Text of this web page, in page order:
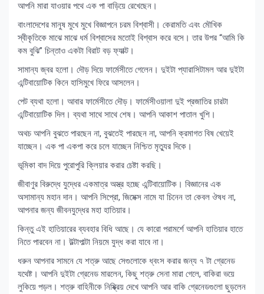
আপনি মারা যাওয়ার পথে এক পা বাড়িয়ে রেখেছেন।
বাংলাদেশের মানুষ মুখে মুখে বিজ্ঞাপনে চরম বিশ্বাসী। কেরামতি এবং মৌখিক
স্বীকৃতিকে মাঝে মাঝে ধর্ম বিশ্বাসের মতোই বিশ্বাস করে বসে। তার উপর “আমি কি
কম বুঝি” চিন্তাও একটা বিরাট বড় ফ্যাক্ট।
সামান্য জ্বর হলো। দৌড় দিয়ে ফার্মেসীতে গেলেন। দুইটা প্যারাসিটামল আর দুইটা
এন্টিবায়োটিক কিনে হাসিমুখে ফিরে আসলেন।
পেট ব্যথা হলো। আবার ফার্মেসীতে দৌড়। ফার্মেসীওয়ালা দুই প্রজাতির চারটা
এন্টিবায়োটিক দিল। ব্যথা সাথে সাথে শেষ। আপনি আকাশ পাতাল খুশি।
অথচ আপনি বুঝতে পারছেন না, বুঝতেই পারছেন না, আপনি ক্রমাগত বিষ খেয়েই
যাচ্ছেন। এক পা একপা করে চলে যাচ্ছেন নিশ্চিত মৃত্যুর দিকে।
ভূমিকা বাদ দিয়ে পুরোপুরি ক্লিয়ার করার চেষ্টা করছি।
জীবাণুর বিরুদ্ধে যুদ্ধের একমাত্র অস্ত্র হচ্ছে এন্টিবায়োটিক। বিজ্ঞানের এক
অসামান্য মহান দান। আপনি সিপ্রো, জিমেক্স নামে যা চিনেন তা কেবল ঔষধ না,
আপনার জন্য জীবনযুদ্ধের মহা হাতিয়ার।
কিন্তু এই হাতিয়ারের ব্যবহার বিধি আছে। যে কারো পরামর্শে আপনি হাতিয়ার হাতে
নিতে পারবেন না। উল্টাপাল্টা নিয়মে যুদ্ধ করা যাবে না।
ধরুন আপনার সামনে যে শত্রু আছে সেগুলোকে ধ্বংস করার জন্য ৭ টা গ্রেনেড
যথেষ্ট। আপনি দুইটা গ্রেনেড মারলেন, কিছু শত্রু সেনা মারা গেলে, বাকিরা ভয়ে
লুকিয়ে পড়ল। শত্রু বাহিনীকে নিষ্ক্রিয় দেখে আপনি আর বাকি গ্রেনেডগুলো ছুড়লেন